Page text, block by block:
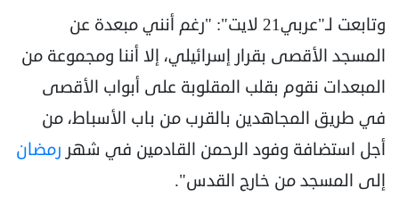
وتابعت لـ"عربي21 لايت": "رغم أنني مبعدة عن
المسجد الأقصى بقرار إسرائيلي، إلا أننا ومجموعة من
المبعدات نقوم بقلب المقلوبة على أبواب الأقصى
في طريق المجاهدين بالقرب من باب الأسباط، من
أجل استضافة وفود الرحمن القادمين في شهر رمضان
إلى المسجد من خارج القدس".